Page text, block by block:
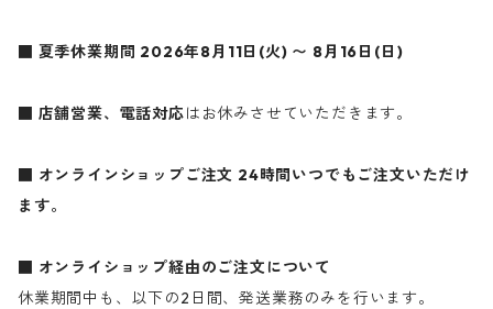
■ 夏季休業期間 2026年8月11日(火) 〜 8月16日(日)
■ 店舗営業、電話対応はお休みさせていただきます。
■ オンラインショップご注文 24時間いつでもご注文いただけ
ます。
■ オンライショップ経由のご注文について
休業期間中も、以下の2日間、発送業務のみを行います。